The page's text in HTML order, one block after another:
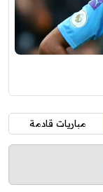
مباريات قادمة